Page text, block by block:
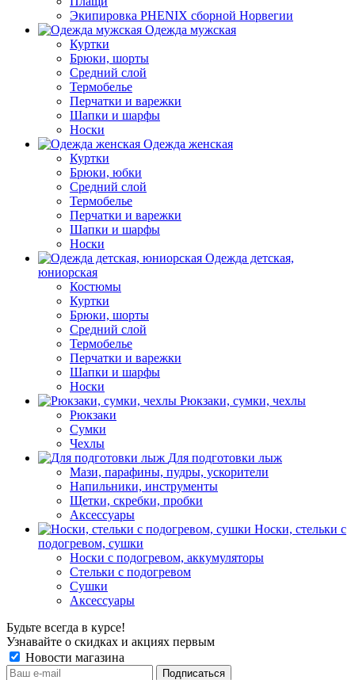
Экипировка PHENIX сборной Норвегии
Одежда мужская
Куртки
Брюки, шорты
Средний слой
Термобелье
Перчатки и варежки
Шапки и шарфы
Носки
Одежда женская
Куртки
Брюки, юбки
Средний слой
Термобелье
Перчатки и варежки
Шапки и шарфы
Носки
Одежда детская,
юниорская
Костюмы
Куртки
Брюки, шорты
Средний слой
Термобелье
Перчатки и варежки
Шапки и шарфы
Носки
Рюкзаки, сумки, чехлы
Рюкзаки
Сумки
Чехлы
Для подготовки лыж
Мази, парафины, пудры, ускорители
Напильники, инструменты
Щетки, скребки, пробки
Аксессуары
Носки, стельки с
подогревом, сушки
Носки с подогревом, аккумуляторы
Стельки с подогревом
Сушки
Аксессуары
Будьте всегда в курсе!
Узнавайте о скидках и акциях первым
Новости магазина